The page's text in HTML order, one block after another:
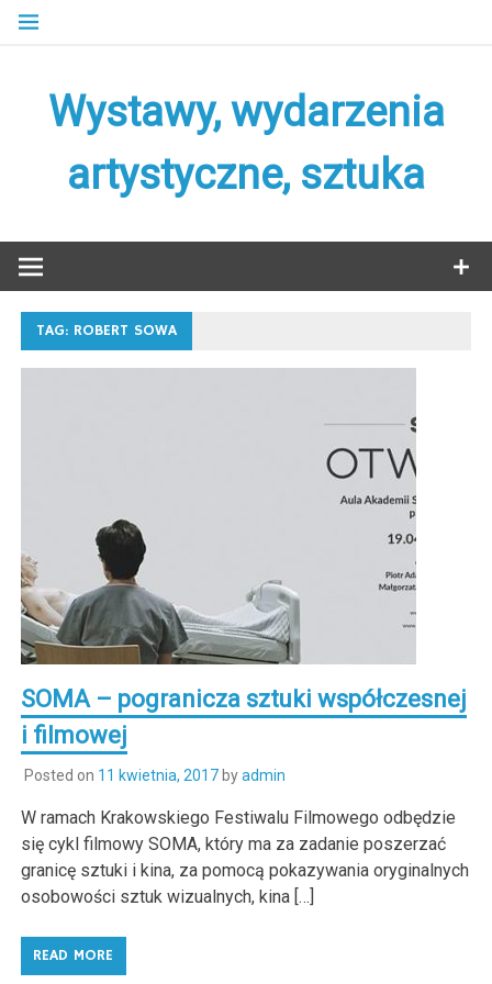
Skip
Wystawy, wydarzenia
artystyczne, sztuka
TAG: ROBERT SOWA
SOMA – pogranicza sztuki współczesnej
i filmowej
Posted on 11 kwietnia, 2017byadmin
W ramach Krakowskiego Festiwalu Filmowego odbędzie
się cykl filmowy SOMA, który ma za zadanie poszerzać
granicę sztuki i kina, za pomocą pokazywania oryginalnych
osobowości sztuk wizualnych, kina […]
READ MORE